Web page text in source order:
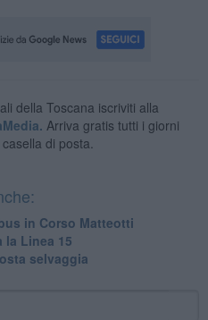
della Toscana iscriviti alla
Arriva gratis tutti i giorni
di posta.
in Corso Matteotti
Linea 15
selvaggia